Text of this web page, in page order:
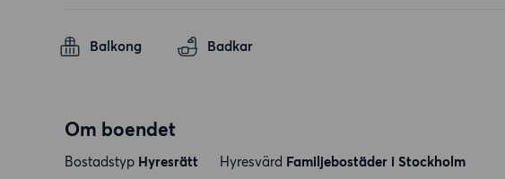
Balkong Badkar
Om boendet
Bostadstyp Hyresrätt Hyresvärd Familjebostäder i Stockholm